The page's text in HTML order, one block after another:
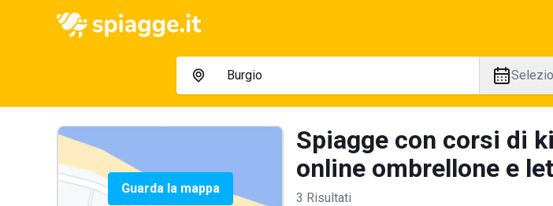
Guarda la mappa
Spiagge con corsi di
online ombrellone e
3 Risultati